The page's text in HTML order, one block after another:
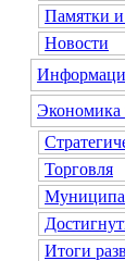
Памятки
Новости
Экономика
Торговля
Итоги